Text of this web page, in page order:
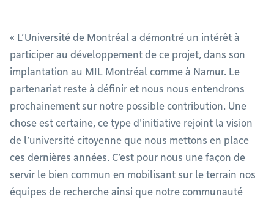
« L’Université de Montréal a démontré un intérêt à
participer au développement de ce projet, dans son
implantation au MIL Montréal comme à Namur. Le
partenariat reste à définir et nous nous entendrons
prochainement sur notre possible contribution. Une
chose est certaine, ce type d'initiative rejoint la vision
de l’université citoyenne que nous mettons en place
ces dernières années. C’est pour nous une façon de
servir le bien commun en mobilisant sur le terrain nos
équipes de recherche ainsi que notre communauté